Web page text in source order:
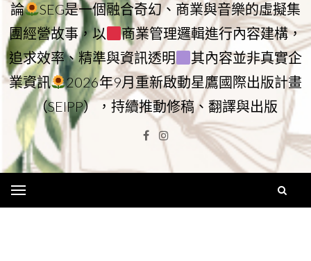
論
SEG是一個融合奇幻、商業與音樂的虛擬集
團經營故事，以
商業管理邏輯進行內容建構，
追求效率、精準與資訊透明
其內容並非真實企
業資訊
2026年9月重新啟動星鷹國際出版計畫
（SEIPP），持續推動修稿、翻譯與出版
Facebook
Instagram